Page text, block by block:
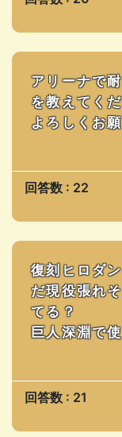
アリーナで
を教えてくだ
よろしくお
回答数 : 22
復刻ヒロダ
だ現役張れ
てる？
巨人深淵で
回答数 : 21